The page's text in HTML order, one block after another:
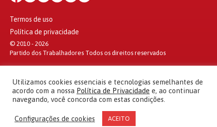
Termos de uso
Política de privacidade
© 2010 - 2026
Partido dos Trabalhadores Todos os direitos reservados
Utilizamos cookies essenciais e tecnologias semelhantes de
acordo com a nossa Política de Privacidade e, ao continuar
navegando, você concorda com estas condições.
Configurações de cookies ACEITO